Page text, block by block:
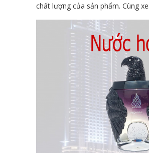
chất lượng của sản phẩm. Cùng